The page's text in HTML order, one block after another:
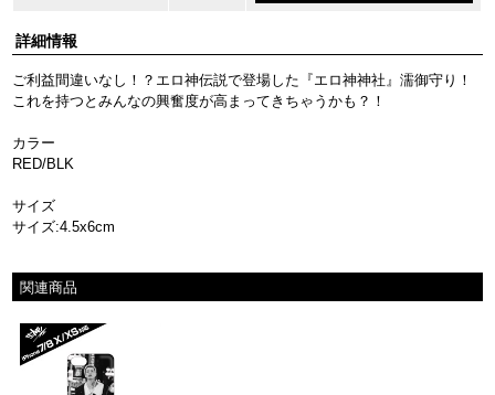
詳細情報
ご利益間違いなし！？エロ神伝説で登場した『エロ神神社』濡御守り！
これを持つとみんなの興奮度が高まってきちゃうかも？！
カラー
RED/BLK
サイズ
サイズ:4.5x6cm
関連商品